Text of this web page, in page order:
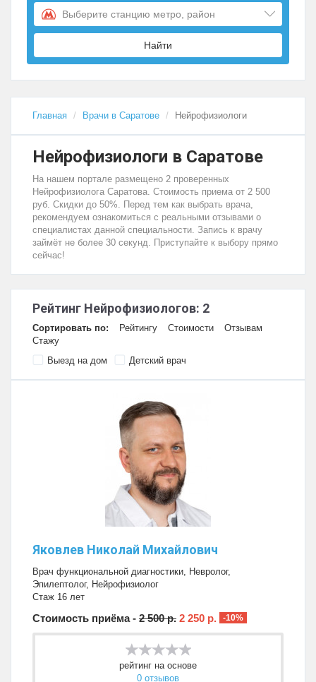
Выберите станцию метро, район
Найти
Главная Врачи в Саратове Нейрофизиологи
Нейрофизиологи в Саратове
На нашем портале размещено 2 проверенных
Нейрофизиолога Саратова. Стоимость приема от 2 500
руб. Скидки до 50%. Перед тем как выбрать врача,
рекомендуем ознакомиться с реальными отзывами о
специалистах данной специальности. Запись к врачу
займёт не более 30 секунд. Приступайте к выбору прямо
сейчас!
Рейтинг Нейрофизиологов: 2
Сортировать по: Рейтингу Стоимости
Отзывам
Стажу
Выезд на дом
Детский врач
Яковлев Николай Михайлович
Врач функциональной диагностики Невролог,
Эпилептолог, Нейрофизиолог
Стаж 16 лет
Стоимость приёма - 2 500 р. 2 250 р. -10%
рейтинг на основе
0 отзывов